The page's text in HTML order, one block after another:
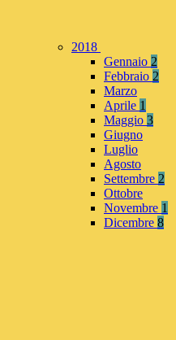
2018
Gennaio 2
Febbraio 2
Marzo
Aprile 1
Maggio 3
Giugno
Luglio
Agosto
Settembre 2
Ottobre
Novembre 1
Dicembre 8